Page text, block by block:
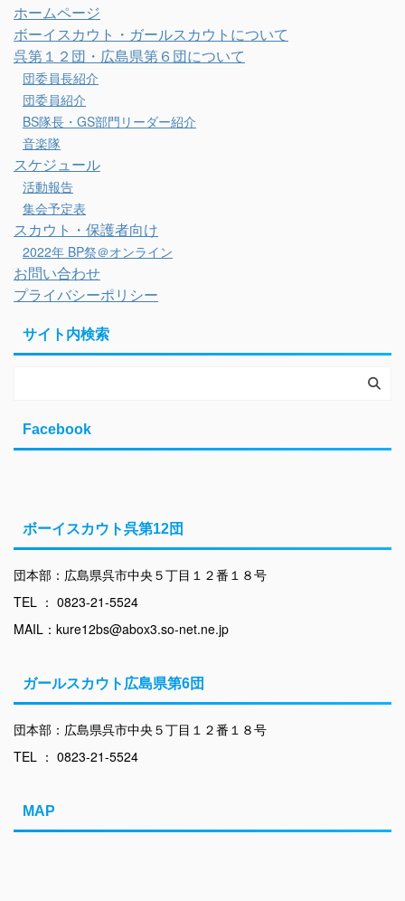
ホームページ
ボーイスカウト・ガールスカウトについて
呉第１２団・広島県第６団について
団委員長紹介
団委員紹介
BS隊長・GS部門リーダー紹介
音楽隊
スケジュール
活動報告
集会予定表
スカウト・保護者向け
2022年 BP祭＠オンライン
お問い合わせ
プライバシーポリシー
サイト内検索
Facebook
ボーイスカウト呉第12団
団本部：広島県呉市中央５丁目１２番１８号
TEL ： 0823-21-5524
MAIL：kure12bs@abox3.so-net.ne.jp
ガールスカウト広島県第6団
団本部：広島県呉市中央５丁目１２番１８号
TEL ： 0823-21-5524
MAP